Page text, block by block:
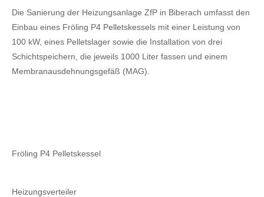
Die Sanierung der Heizungsanlage ZfP in Biberach umfasst den
Einbau eines Fröling P4 Pelletskessels mit einer Leistung von
100 kW, eines Pelletslager sowie die Installation von drei
Schichtspeichern, die jeweils 1000 Liter fassen und einem
Membranausdehnungsgefäß (MAG).
Fröling P4 Pelletskessel
Heizungsverteiler